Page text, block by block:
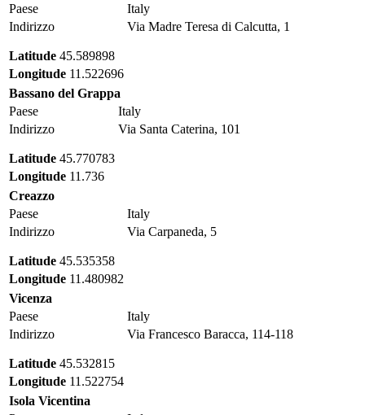
Paese
Italy
Indirizzo
Via Madre Teresa di Calcutta, 1
Latitude 45.589898
Longitude 11.522696
Bassano del Grappa
Paese
Italy
Indirizzo
Via Santa Caterina, 101
Latitude 45.770783
Longitude 11.736
Creazzo
Paese
Italy
Indirizzo
Via Carpaneda, 5
Latitude 45.535358
Longitude 11.480982
Vicenza
Paese
Italy
Indirizzo
Via Francesco Baracca, 114-118
Latitude 45.532815
Longitude 11.522754
Isola Vicentina